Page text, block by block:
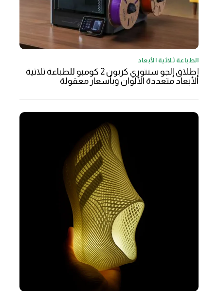
الطباعة ثلاثية الأبعاد
إطلاق إلجو سنتوري كربون 2 كومبو للطباعة ثلاثية
الأبعاد متعددة الألوان وبأسعار معقولة